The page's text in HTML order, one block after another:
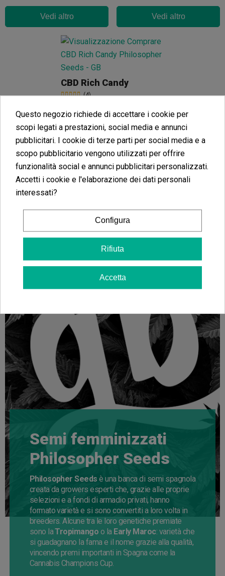
Vedi altro Vedi altro
CBD Rich Candy
(4)
Vedi altro
Semi femminizzati
Philosopher Seeds
Philosopher Seeds è una banca di semi spagnola
creata da growers esperti che, grazie alle proprie
selezioni e a fondi di armadio privati, hanno
formato varietà e si sono convertiti a loro volta in
breeders. Alcune tra le loro genetiche premiate
sono laTropimango o la Early Maroc: varietà che
si guadagnano la fama e il nome grazie alla qualità,
vincendo premi importanti in Spagna come la
Cannabis Champions Cup.
Questo negozio richiede di accettare i cookie per
scopi legati a prestazioni, social media e annunci
pubblicitari. I cookie di terze parti per social media e a
scopo pubblicitario vengono utilizzati per offrire
funzionalità social e annunci pubblicitari personalizzati.
Accetti i cookie e l'elaborazione dei dati personali
interessati?
Configura
Rifiuta
Accetta